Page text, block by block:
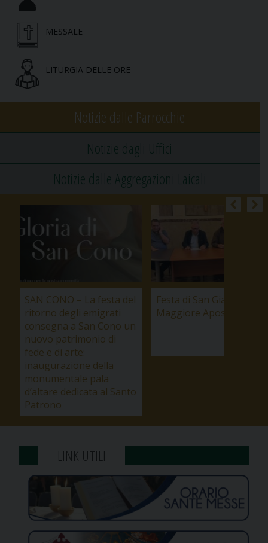
MESSALE
LITURGIA DELLE ORE
Notizie dalle Parrocchie
Notizie dagli Uffici
Notizie dalle Aggregazioni Laicali
SAN CONO – La festa del
ritorno degli emigrati
consegna a San Cono un
nuovo patrimonio di
fede e di arte:
inaugurazione della
monumentale pala
d’altare dedicata al Santo
Patrono
Festa di San Giacomo
Maggiore Apostolo 2026
LINK UTILI